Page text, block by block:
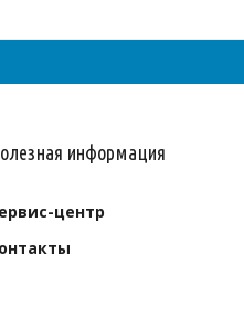
информация
центр